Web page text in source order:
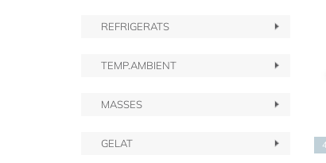
REFRIGERATS
TEMP.AMBIENT
MASSES
GELAT